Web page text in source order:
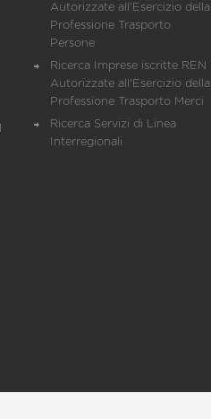
Autorizzate all'Esercizio della
Professione Trasporto
Persone
Ricerca Imprese iscritte REN
Autorizzate all'Esercizio della
Professione Trasporto Merci
Ricerca Servizi di Linea
Interregionali